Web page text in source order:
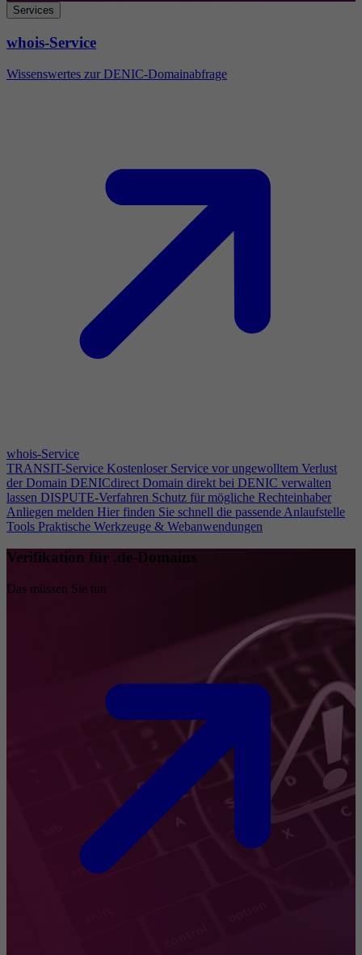
Services
whois-Service
Wissenswertes zur DENIC-Domainabfrage
whois-Service
TRANSIT-Service Kostenloser Service vor ungewolltem Verlust
der Domain DENICdirect Domain direkt bei DENIC verwalten
lassen DISPUTE-Verfahren Schutz für mögliche Rechteinhaber
Anliegen melden Hier finden Sie schnell die passende Anlaufstelle
Tools Praktische Werkzeuge & Webanwendungen
Verifikation für .de-Domains
Das müssen Sie tun